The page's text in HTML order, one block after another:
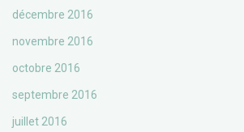
décembre 2016
novembre 2016
octobre 2016
septembre 2016
juillet 2016